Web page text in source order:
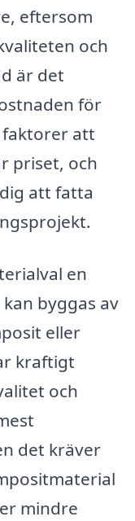
eftersom
och
är det
för
faktorer att
priset, och
att fatta
en
byggas av
eller
kraftigt
och
det kräver
mindre